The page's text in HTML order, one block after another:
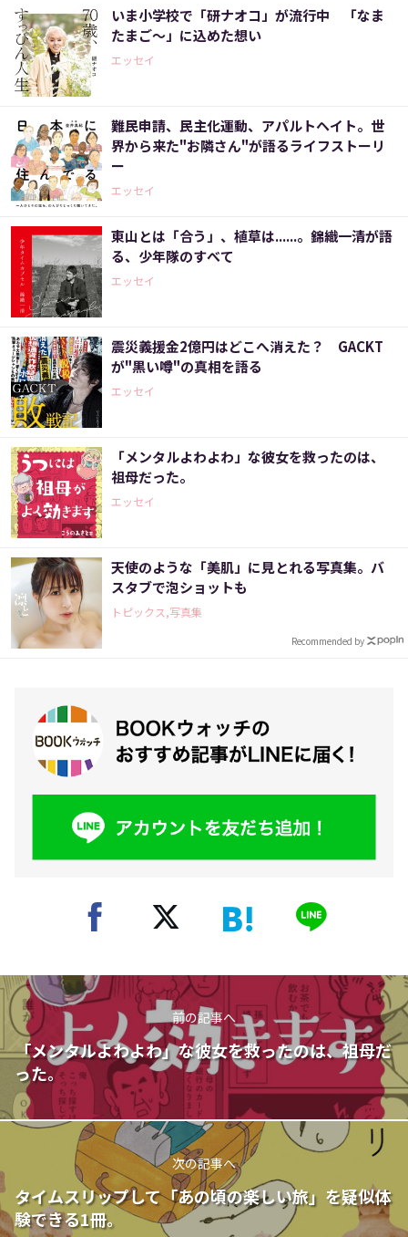
いま小学校で「研ナオコ」が流行中 「なま
たまご～」に込めた想い
エッセイ
難民申請、民主化運動、アパルトヘイト。世
界から来た"お隣さん"が語るライフストーリ
ー
エッセイ
東山とは「合う」、植草は......。錦織一清が語
る、少年隊のすべて
エッセイ
震災義援金2億円はどこへ消えた？ GACKT
が"黒い噂"の真相を語る
エッセイ
「メンタルよわよわ」な彼女を救ったのは、
祖母だった。
エッセイ
天使のような「美肌」に見とれる写真集。バ
スタブで泡ショットも
トピックス,写真集
Recommended by
前の記事へ
「メンタルよわよわ」な彼女を救ったのは、祖母だ
った。
次の記事へ
タイムスリップして「あの頃の楽しい旅」を疑似体
験できる1冊。